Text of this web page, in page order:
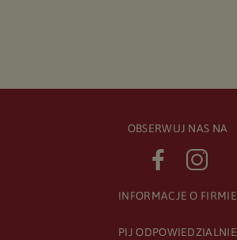
OBSERWUJ NAS NA
INFORMACJE O FIRMIE
PIJ ODPOWIEDZIALNIE